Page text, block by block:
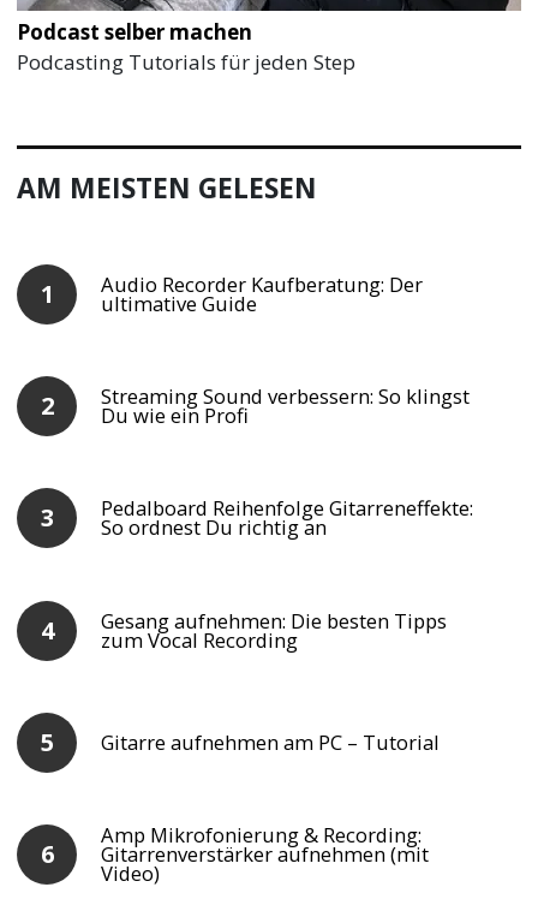
Podcast selber machen
Podcasting Tutorials für jeden Step
AM MEISTEN GELESEN
Audio Recorder Kaufberatung: Der
ultimative Guide
Streaming Sound verbessern: So klingst
Du wie ein Profi
Pedalboard Reihenfolge Gitarreneffekte:
So ordnest Du richtig an
Gesang aufnehmen: Die besten Tipps
zum Vocal Recording
Gitarre aufnehmen am PC – Tutorial
Amp Mikrofonierung & Recording:
Gitarrenverstärker aufnehmen (mit
Video)